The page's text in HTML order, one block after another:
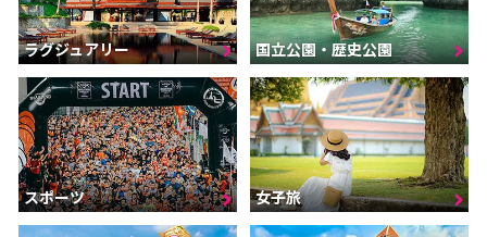
ラグジュアリー 国立公園・歴史公園
スポーツ 女子旅